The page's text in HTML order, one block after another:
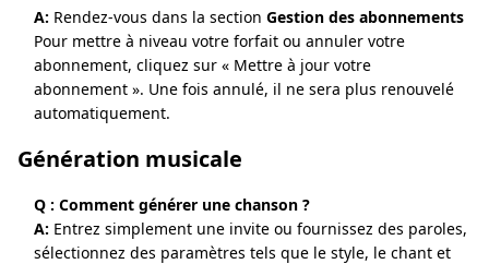
A: Rendez-vous dans la section Gestion des abonnements
Pour mettre à niveau votre forfait ou annuler votre
abonnement, cliquez sur « Mettre à jour votre
abonnement ». Une fois annulé, il ne sera plus renouvelé
automatiquement.
Génération musicale
Q : Comment générer une chanson ?
A: Entrez simplement une invite ou fournissez des paroles,
sélectionnez des paramètres tels que le style, le chant et